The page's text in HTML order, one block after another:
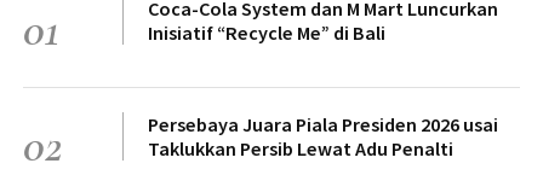
01
Coca-Cola System dan M Mart Luncurkan
Inisiatif “Recycle Me” di Bali
02
Persebaya Juara Piala Presiden 2026 usai
Taklukkan Persib Lewat Adu Penalti